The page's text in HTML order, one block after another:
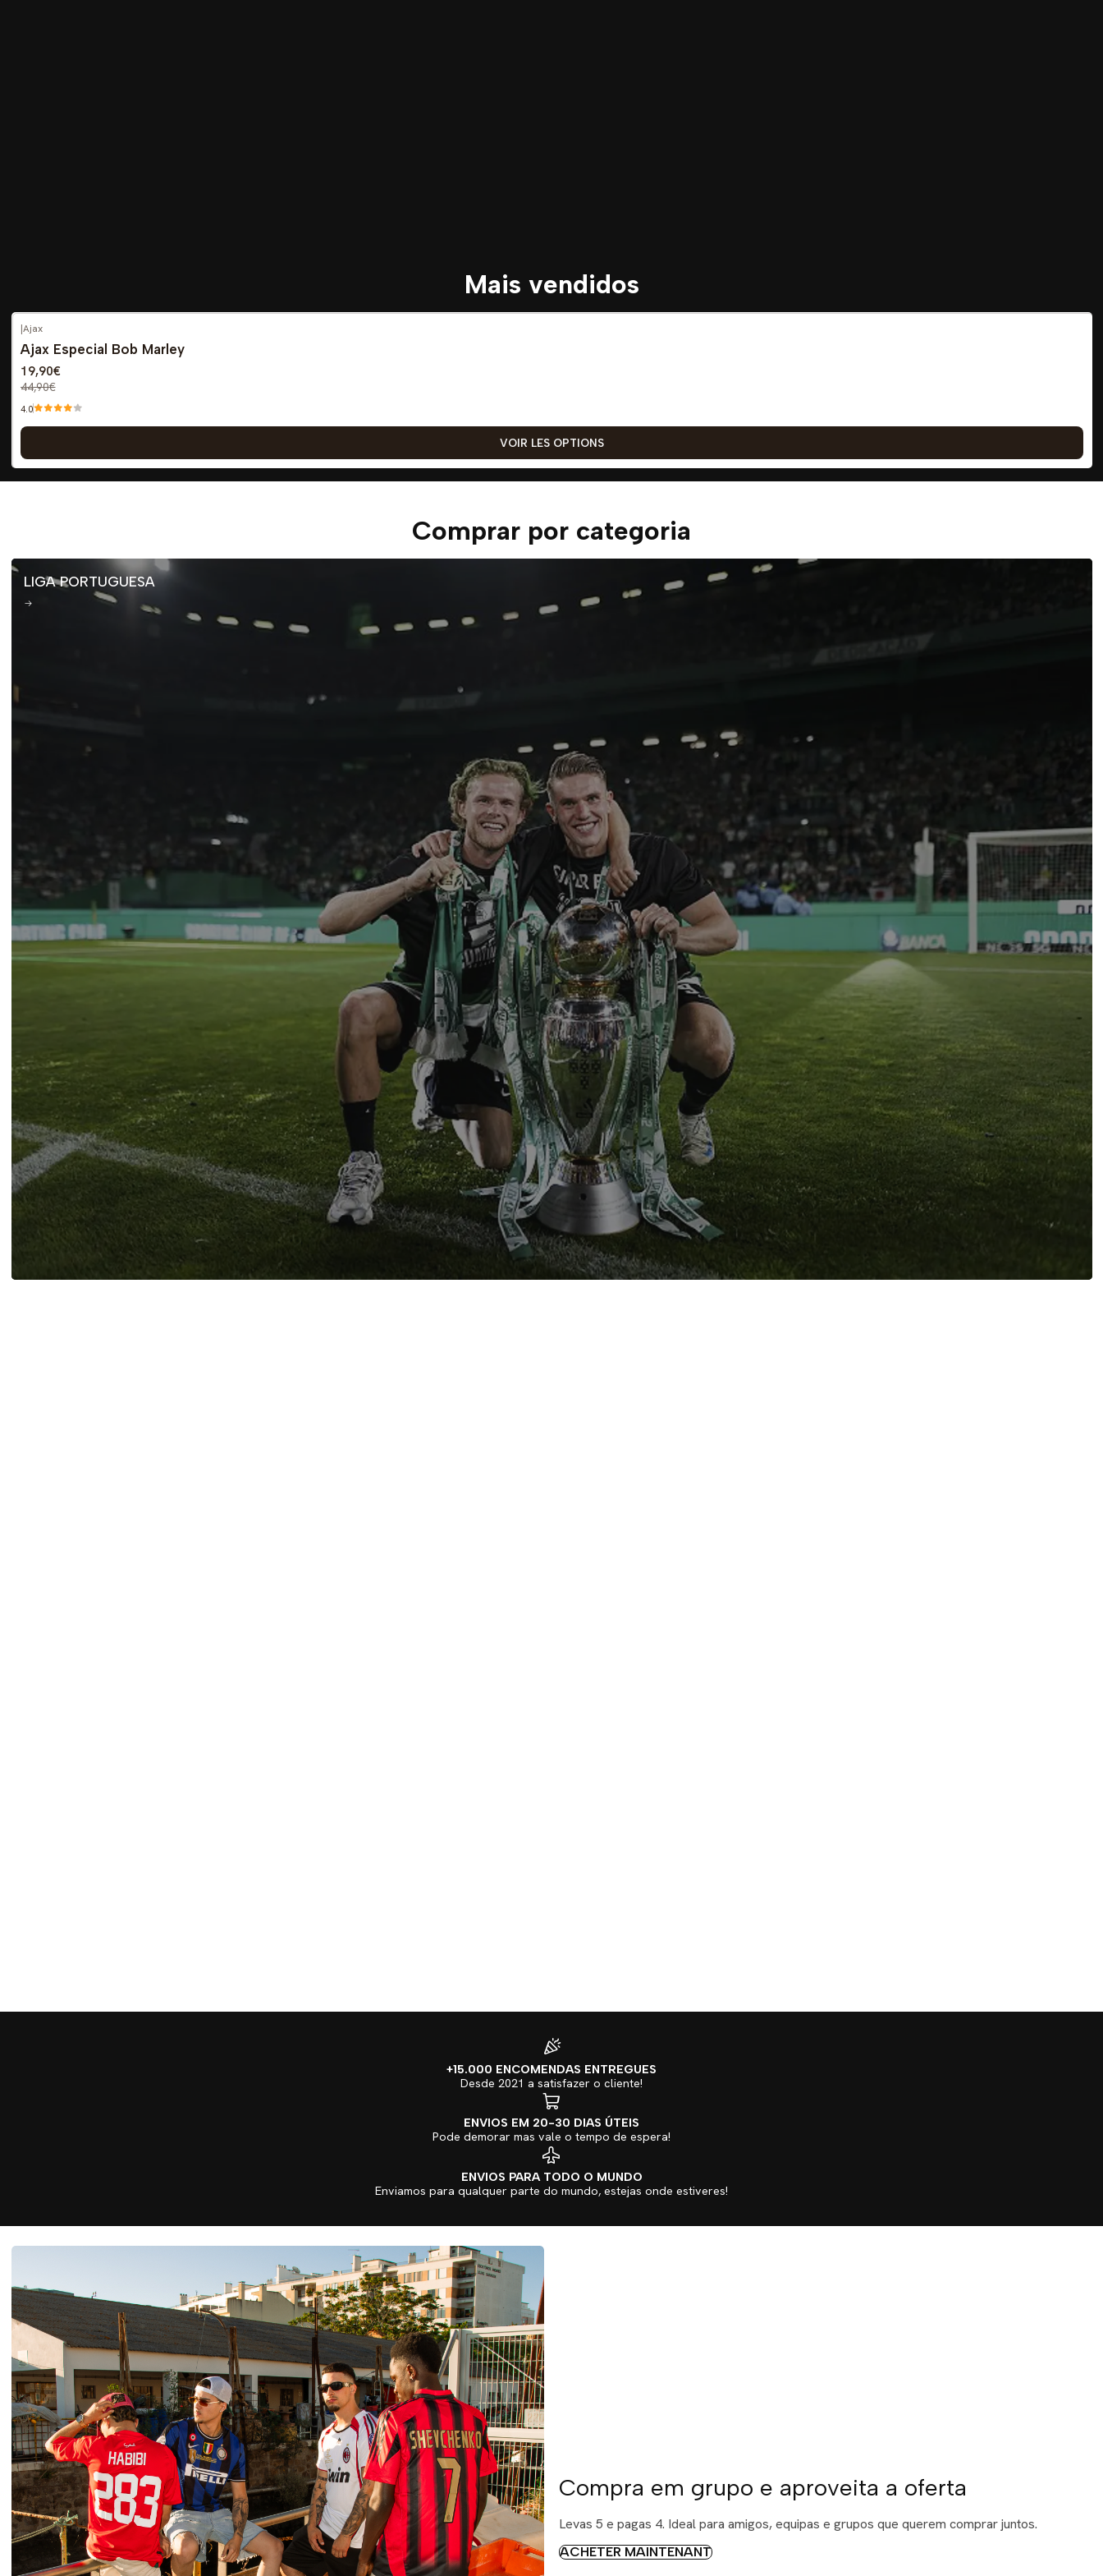
Mais vendidos
DESCONTO
|Ajax
Ajax Especial Bob Marley
19,90€
44,90€
4.0
VOIR LES OPTIONS
Comprar por categoria
LIGA PORTUGUESA
+15.000 ENCOMENDAS ENTREGUES
Desde 2021 a satisfazer o cliente!
ENVIOS EM 20-30 DIAS ÚTEIS
Pode demorar mas vale o tempo de espera!
ENVIOS PARA TODO O MUNDO
Enviamos para qualquer parte do mundo, estejas onde estiveres!
Compra em grupo e aproveita a oferta
Levas 5 e pagas 4. Ideal para amigos, equipas e grupos que querem comprar juntos.
ACHETER MAINTENANT